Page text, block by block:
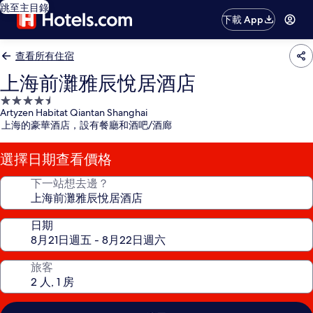
跳至主目錄
下載 App
查看所有住宿
上海前灘雅辰悅居酒店
4.5
星
級
住
宿
Artyzen Habitat Qiantan Shanghai
上海的豪華酒店，設有餐廳和酒吧/酒廊
選擇日期查看價格
下一站想去邊？
日期
旅客